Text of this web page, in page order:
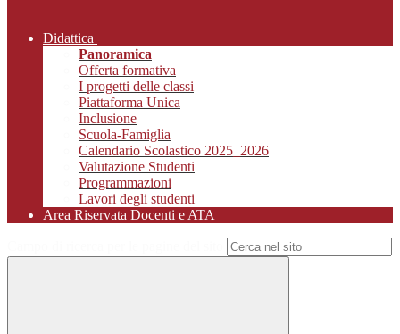
Didattica
Panoramica
Offerta formativa
I progetti delle classi
Piattaforma Unica
Inclusione
Scuola-Famiglia
Calendario Scolastico 2025_2026
Valutazione Studenti
Programmazioni
Lavori degli studenti
Area Riservata Docenti e ATA